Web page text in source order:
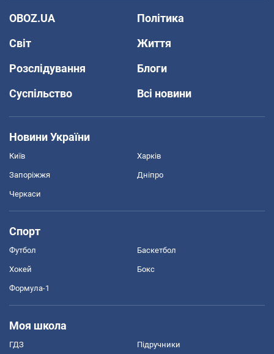
OBOZ.UA
Політика
Світ
Життя
Розслідування
Блоги
Суспільство
Всі новини
Новини України
Київ Харків
Запоріжжя Дніпро
Черкаси
Спорт
Футбол Баскетбол
Хокей Бокс
Формула-1
Моя школа
ГДЗ Підручники